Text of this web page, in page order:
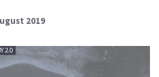
2019
2.0